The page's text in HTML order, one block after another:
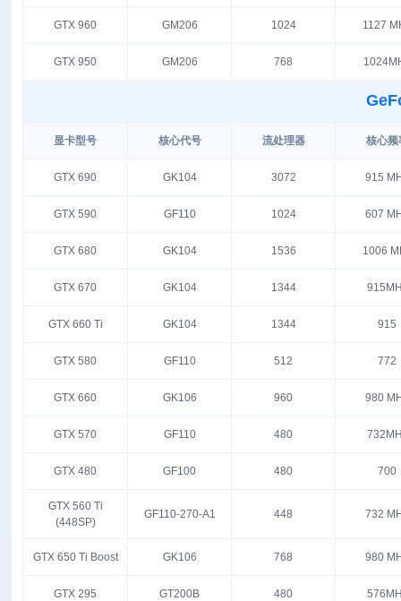
GTX 960 GM206 1024 1127
GTX 950 GM206 768
显卡型号 核心代号 流处理器 核心频
GTX 690 GK104 3072 915
GTX 590 GF110 1024 607
GTX 680 GK104 1536 1006
GTX 670 GK104 1344
GTX 660 Ti GK104 1344 915
GTX 580 GF110 512 772
GTX 660 GK106 960 980
GTX 570 GF110 480
GTX 480 GF100 480 700
GTX 560 Ti
(448SP)
GF110-270-A1 448 732
GTX 650 Ti Boost GK106 768 980
GTX 295 GT200B 480